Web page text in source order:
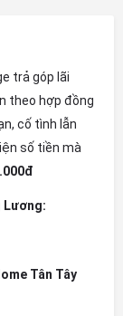
trả góp lãi
theo hợp đồng
cố tình lẫn
số tiền mà
Lương:
Tân Tây